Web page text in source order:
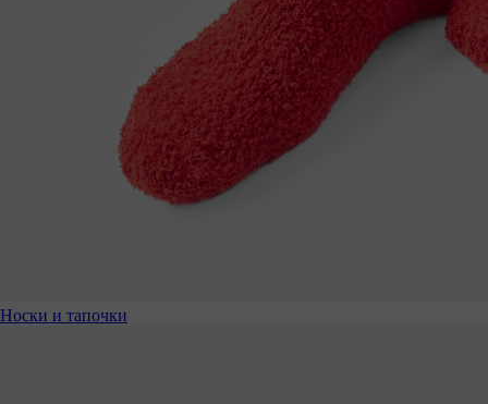
Носки и тапочки